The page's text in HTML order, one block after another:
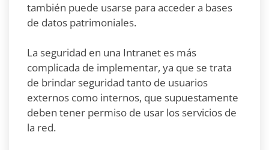
también puede usarse para acceder a bases
de datos patrimoniales.
La seguridad en una Intranet es más
complicada de implementar, ya que se trata
de brindar seguridad tanto de usuarios
externos como internos, que supuestamente
deben tener permiso de usar los servicios de
la red.